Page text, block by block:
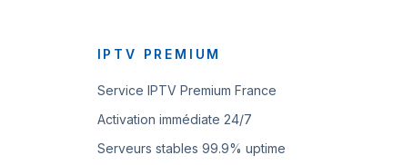
IPTV PREMIUM
Service IPTV Premium France
Activation immédiate 24/7
Serveurs stables 99.9% uptime